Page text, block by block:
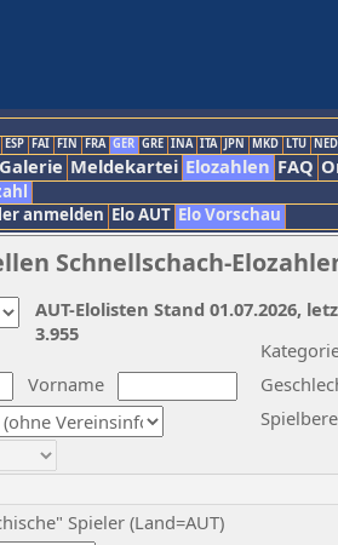
ESP FAI FIN FRA GER GRE INA ITA JPN MKD LTU NED
Meldekartei Elozahlen FAQ
anmelden Elo AUT Elo Vorschau
Schnellschach-
Vorname
Spieler (Land=AUT)
AUT-Elolisten Stand 01.07.2026,
3.955